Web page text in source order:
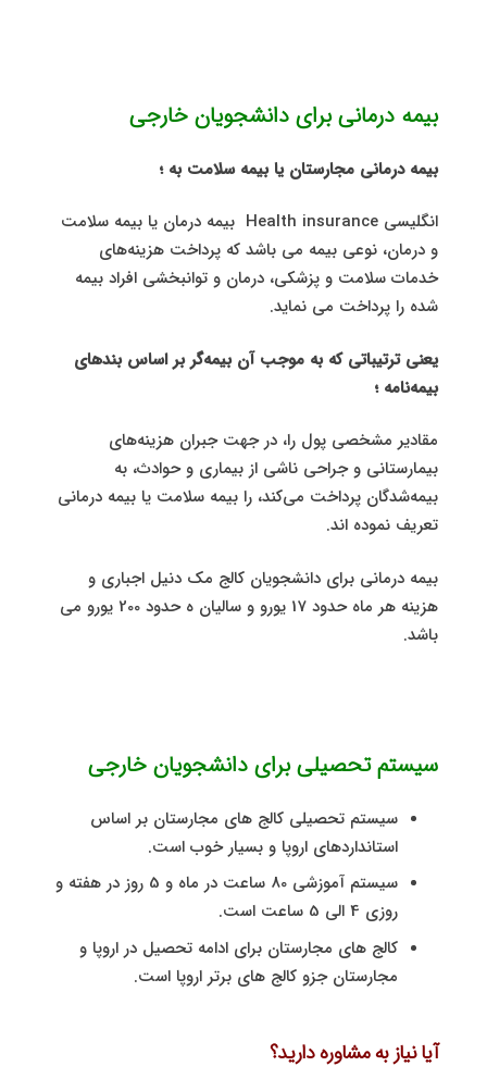
بیمه درمانی برای دانشجویان خارجی
بیمه درمانی مجارستان یا بیمه سلامت به ؛
انگلیسی Health insurance بیمه درمان یا بیمه سلامت
و درمان، نوعی بیمه می باشد که پرداخت هزینه‌های
خدمات سلامت و پزشکی، درمان و توانبخشی افراد بیمه
شده را پرداخت می نماید.
یعنی ترتیباتی که به موجب آن بیمه‌گر بر اساس بندهای
بیمه‌نامه ؛
مقادیر مشخصی پول را، در جهت جبران هزینه‌های
بیمارستانی و جراحی ناشی از بیماری و حوادث، به
بیمه‌شدگان پرداخت می‌کند، را بیمه سلامت یا بیمه درمانی
تعریف نموده اند.
بیمه درمانی برای دانشجویان کالج مک دنیل اجباری و
هزینه هر ماه حدود 17 یورو و سالیان ه حدود 200 یورو می
باشد.
سیستم تحصیلی برای دانشجویان خارجی
سیستم تحصیلی کالج های مجارستان بر اساس
استانداردهای اروپا و بسیار خوب است.
سیستم آموزشی 80 ساعت در ماه و 5 روز در هفته و
روزی 4 الی 5 ساعت است.
کالج های مجارستان برای ادامه تحصیل در اروپا و
مجارستان جزو کالج های برتر اروپا است.
آیا نیاز به مشاوره دارید؟